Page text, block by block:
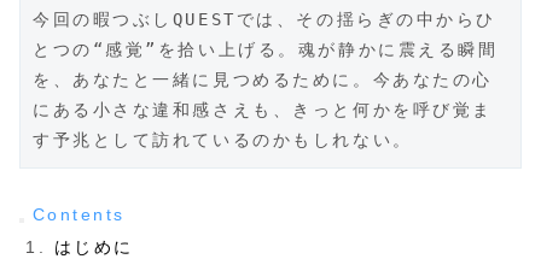
今回の暇つぶしQUESTでは、その揺らぎの中からひ
とつの“感覚”を拾い上げる。魂が静かに震える瞬間
を、あなたと一緒に見つめるために。今あなたの心
にある小さな違和感さえも、きっと何かを呼び覚ま
す予兆として訪れているのかもしれない。
Contents
はじめに